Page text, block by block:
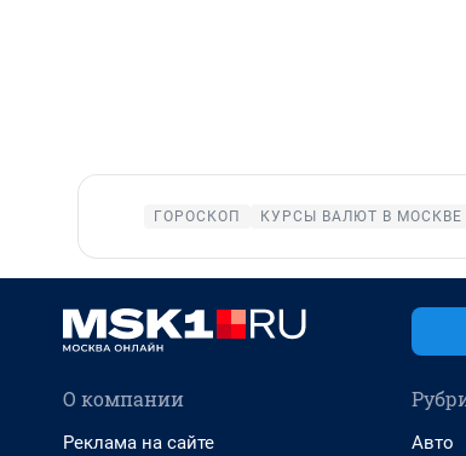
ГОРОСКОП КУРСЫ ВАЛЮТ В МОСКВЕ
О компании
Реклама на сайте
Авто